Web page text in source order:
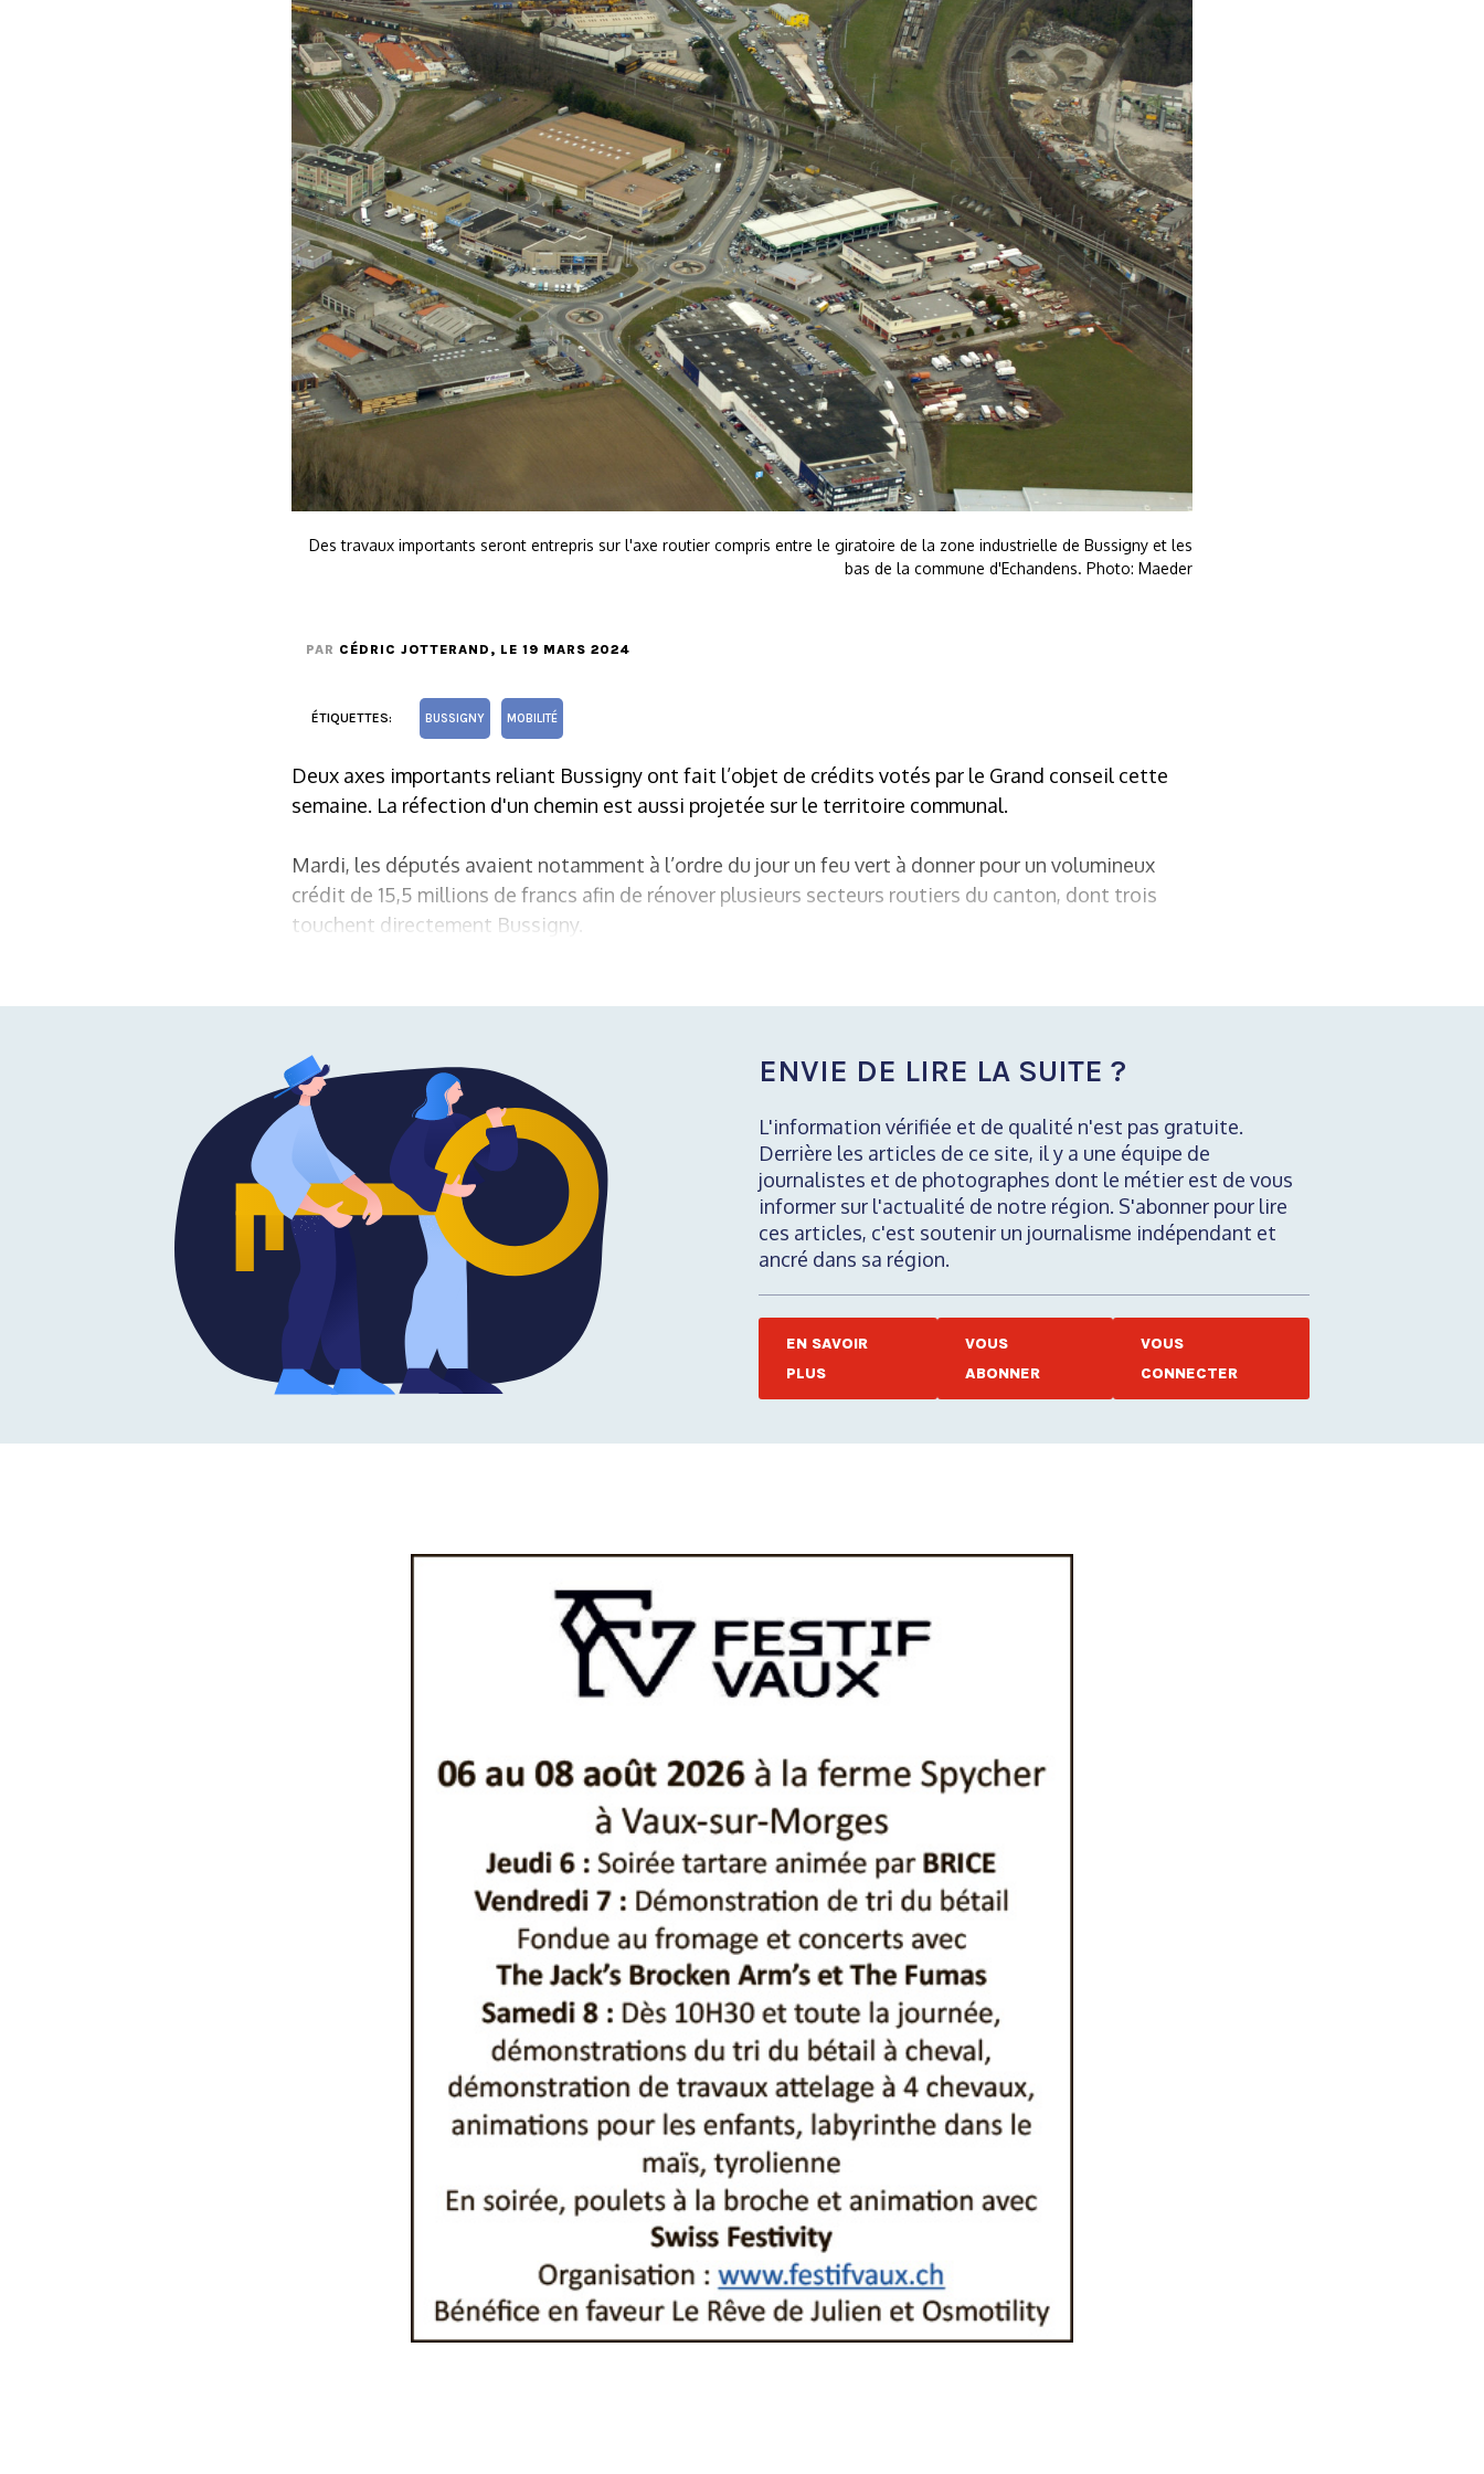
Des travaux importants seront entrepris sur l'axe routier compris entre le giratoire de la zone industrielle de Bussigny et les
bas de la commune d'Echandens. Photo: Maeder
PAR CÉDRIC JOTTERAND , LE 19 MARS 2024
ÉTIQUETTES: BUSSIGNY MOBILITÉ
Deux axes importants reliant Bussigny ont fait l’objet de crédits votés par le Grand conseil cette
semaine. La réfection d'un chemin est aussi projetée sur le territoire communal.
Mardi, les députés avaient notamment à l’ordre du jour un feu vert à donner pour un volumineux
crédit de 15,5 millions de francs afin de rénover plusieurs secteurs routiers du canton, dont trois
touchent directement Bussigny.
ENVIE DE LIRE LA SUITE ?
L'information vérifiée et de qualité n'est pas gratuite.
Derrière les articles de ce site, il y a une équipe de
journalistes et de photographes dont le métier est de vous
informer sur l'actualité de notre région. S'abonner pour lire
ces articles, c'est soutenir un journalisme indépendant et
ancré dans sa région.
EN SAVOIR
PLUS
VOUS
ABONNER
VOUS
CONNECTER